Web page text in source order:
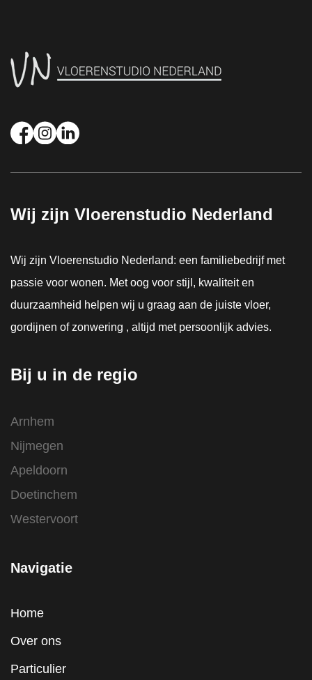
Wij zijn Vloerenstudio Nederland
Wij zijn Vloerenstudio Nederland: een familiebedrijf met
passie voor wonen. Met oog voor stijl, kwaliteit en
duurzaamheid helpen wij u graag aan de juiste vloer,
gordijnen of zonwering , altijd met persoonlijk advies.
Bij u in de regio
Arnhem
Nijmegen
Apeldoorn
Doetinchem
Westervoort
Navigatie
Home
Over ons
Particulier